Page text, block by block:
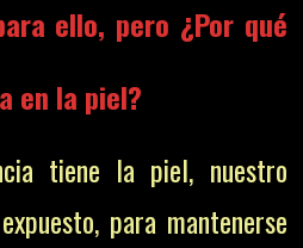
ello, pero ¿Por qué
en la piel?
tiene la piel, nuestro
para mantenerse